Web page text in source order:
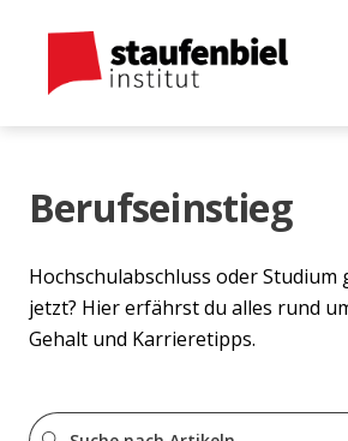
Berufseinstieg
Hochschulabschluss oder Studium
jetzt? Hier erfährst du alles rund
Gehalt und Karrieretipps.